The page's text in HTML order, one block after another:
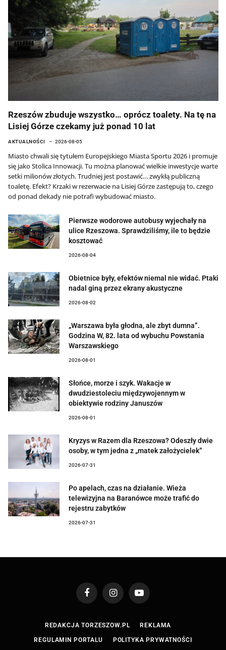
Rzeszów zbuduje wszystko… oprócz toalety. Na tę na
Lisiej Górze czekamy już ponad 10 lat
AKTUALNOŚCI 2026-08-05
Miasto chwali się tytułem Europejskiego Miasta Sportu 2026 i promuje
się jako Stolica Innowacji. Tu można planować wielkie inwestycje warte
setki milionów złotych. Trudniej jest postawić… zwykłą publiczną
toaletę. Efekt? Krzaki w rezerwacie na Lisiej Górze zastępują to, czego
od ponad dekady nie potrafi wybudować miasto.
Pierwsze wodorowe autobusy wyjechały na
ulice Rzeszowa. Sprawdziliśmy, ile to będzie
kosztować
2026-08-04
Obietnice były, efektów niemal nie widać. Ptaki
nadal giną przez ekrany akustyczne
2026-08-02
„Warszawa była głodna, ale zbyt dumna”.
Godzina W, 82. lata od wybuchu Powstania
Warszawskiego
2026-08-01
Słońce, morze i szyk. Wakacje w
dwudziestoleciu międzywojennym w
obiektywie rodziny Januszów
2026-08-01
Kryzys w Razem dla Rzeszowa? Odeszły dwie
osoby, w tym jedna z „matek założycielek”
2026-07-31
Po apelach, czas na działanie. Wieża
telewizyjna na Baranówce może trafić do
rejestru zabytków
2026-07-31
FacebookInstagramYouTube
REDAKCJA TORZESZOW.PL REKLAMA
REGULAMIN PORTALU POLITYKA PRYWATNOŚCI